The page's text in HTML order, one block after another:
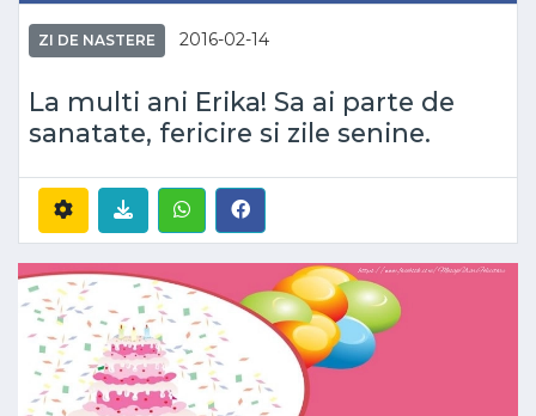
ZI DE NASTERE 2016-02-14
La multi ani Erika! Sa ai parte de
sanatate, fericire si zile senine.